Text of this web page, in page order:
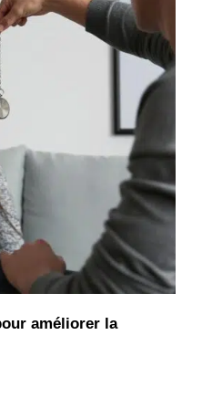
améliorer la